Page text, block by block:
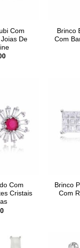
Com
De
Brinco
Com
Com
Cristais
Brinco
Com